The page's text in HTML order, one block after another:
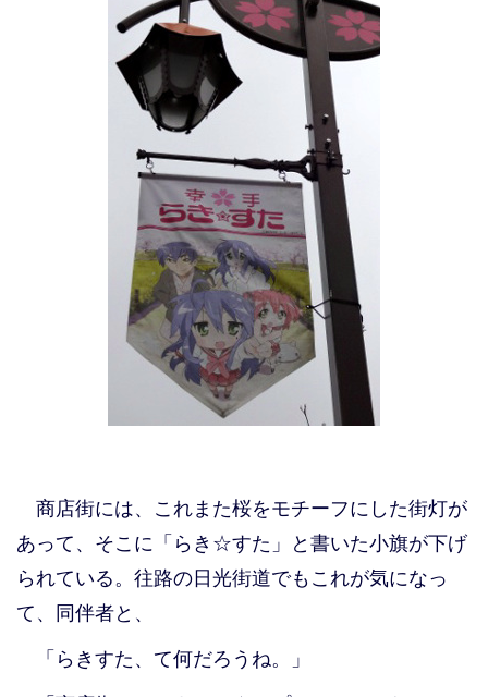
商店街には、これまた桜をモチーフにした街灯が
あって、そこに「らき☆すた」と書いた小旗が下げ
られている。往路の日光街道でもこれが気になっ
て、同伴者と、
「らきすた、て何だろうね。」